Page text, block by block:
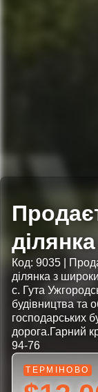
ділянка
Код: 9035 |
ділянка з
с. Гута
будівництва та
господарських
дорога.Гарний
94-76